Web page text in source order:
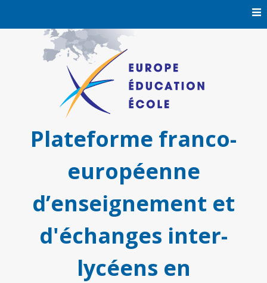
Plateforme franco-
européenne
d’enseignement et
d'échanges inter-
lycéens en